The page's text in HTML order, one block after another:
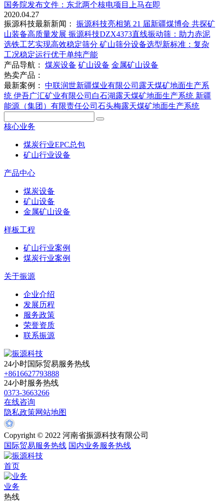
国务院发布文件：东北两个核电项目上马在即
2020.04.27
振源科技最新新闻：
振源科技亮相第 21 届新疆煤博会 共探矿
山装备高质量发展 振源科技DZX4373直线振动筛：助力赤泥
选铁工艺实现高效稳定筛分 矿山筛分设备选型新标准：复杂
工况稳定运行优于单纯产能
产品导航：
煤炭设备 矿山设备 金属矿山设备
热卖产品：
最新案例：
中联润世新疆煤业有限公司露天煤矿地面生产系
统 伊吾广汇矿业有限公司白石湖露天煤矿地面生产系统 新疆
能源（集团）有限责任公司石头梅露天煤矿地面生产系统
核心业务
煤炭行业EPC总包
矿山行业设备
产品中心
煤炭设备
矿山设备
金属矿山设备
样板工程
矿山行业案例
煤炭行业案例
关于振源
企业介绍
发展历程
服务政策
荣誉资质
联系振源
24小时国际贸易服务热线
+8616627793888
24小时服务热线
0373-3663266
在线咨询
隐私政策网站地图
Copyright © 2022 河南省振源科技有限公司
国际贸易服务热线 国内业务服务热线
首页
业务
热线